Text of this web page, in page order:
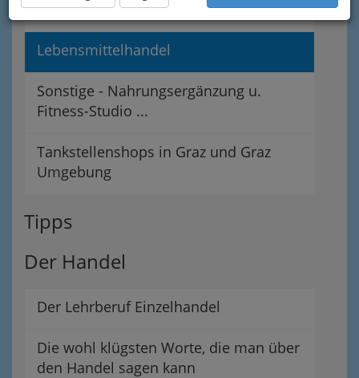
Lebensmittelgroßhandel
Lebensmittelhandel
Sonstige - Nahrungsergänzung u.
Fitness-Studio ...
Tankstellenshops in Graz und Graz
Umgebung
Tipps
Der Handel
Der Lehrberuf Einzelhandel
Die wohl klügsten Worte, die man über
den Handel sagen kann